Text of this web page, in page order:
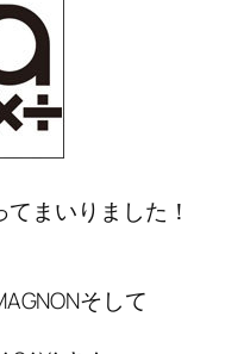
まいりました！
そして